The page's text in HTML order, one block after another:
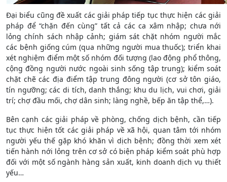
Đại biểu cũng đề xuất các giải pháp tiếp tục thực hiện các giải
pháp để “chặn đến cùng” tất cả các ca xâm nhập; chưa nới
lỏng chính sách nhập cảnh; giám sát chặt nhóm người mắc
các bệnh giống cúm (qua những người mua thuốc); triển khai
xét nghiệm điểm một số nhóm đối tượng (lao động phổ thông,
cộng đồng người nước ngoài sinh sống tập trung); kiểm soát
chặt chẽ các địa điểm tập trung đông người (cơ sở tôn giáo,
tín ngưỡng; các di tích, danh thắng; khu du lịch, vui chơi, giải
trí; chợ đầu mối, chợ dân sinh; làng nghề, bếp ăn tập thể,…).
Bên cạnh các giải pháp về phòng, chống dịch bệnh, cần tiếp
tục thực hiện tốt các giải pháp về xã hội, quan tâm tới nhóm
người yếu thế gặp khó khăn vì dịch bệnh; đồng thời xem xét
tiến hành nới lỏng trên cơ sở có biện pháp kiểm soát phù hợp
đối với một số ngành hàng sản xuất, kinh doanh dịch vụ thiết
yếu…